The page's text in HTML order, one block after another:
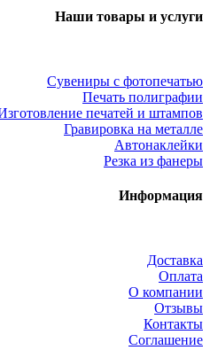
Наши товары и услуги
Сувениры с фотопечатью
Печать полиграфии
печатей и штампов
Гравировка на металле
Автонаклейки
Резка из фанеры
Информация
Доставка
Оплата
О компании
Отзывы
Контакты
Соглашение